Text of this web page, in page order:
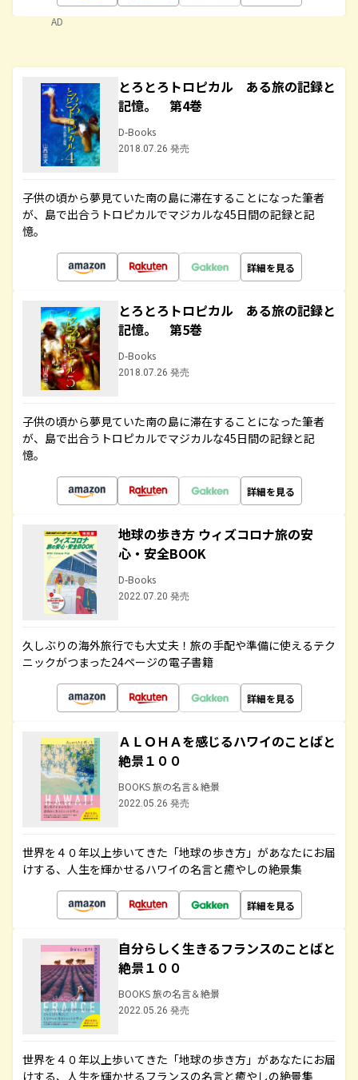
AD
とろとろトロピカル ある旅の記録と
記憶。 第4巻
D-Books
2018.07.26 発売
子供の頃から夢見ていた南の島に滞在することになった筆者
が、島で出合うトロピカルでマジカルな45日間の記録と記
憶。
詳細を見る
とろとろトロピカル ある旅の記録と
記憶。 第5巻
D-Books
2018.07.26 発売
子供の頃から夢見ていた南の島に滞在することになった筆者
が、島で出合うトロピカルでマジカルな45日間の記録と記
憶。
詳細を見る
地球の歩き方 ウィズコロナ旅の安
心・安全BOOK
D-Books
2022.07.20 発売
久しぶりの海外旅行でも大丈夫！旅の手配や準備に使えるテク
ニックがつまった24ページの電子書籍
詳細を見る
ＡＬＯＨＡを感じるハワイのことばと
絶景１００
BOOKS 旅の名言＆絶景
2022.05.26 発売
世界を４０年以上歩いてきた「地球の歩き方」があなたにお届
けする、人生を輝かせるハワイの名言と癒やしの絶景集
詳細を見る
自分らしく生きるフランスのことばと
絶景１００
BOOKS 旅の名言＆絶景
2022.05.26 発売
世界を４０年以上歩いてきた「地球の歩き方」があなたにお届
けする、人生を輝かせるフランスの名言と癒やしの絶景集